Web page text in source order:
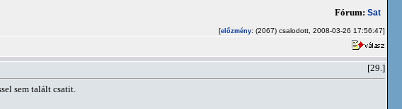
Fórum: Sat
[előzmény: (2067) csalodott, 2008-03-26 17:56:47]
[29.]
sem talált csatit.